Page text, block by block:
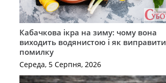
Кабачкова ікра на зиму: чому вона
виходить водянистою і як виправити
помилку
Середа, 5 Серпня, 2026